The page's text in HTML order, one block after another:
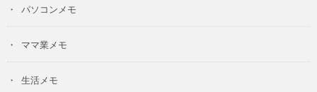
パソコンメモ
ママ業メモ
生活メモ